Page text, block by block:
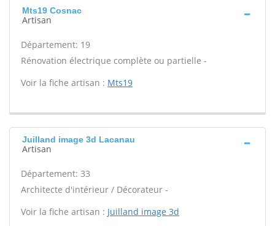
Mts19 Cosnac
Artisan
Département: 19
Rénovation électrique complète ou partielle -
Voir la fiche artisan : Mts19
Juilland image 3d Lacanau
Artisan
Département: 33
Architecte d'intérieur / Décorateur -
Voir la fiche artisan : Juilland image 3d